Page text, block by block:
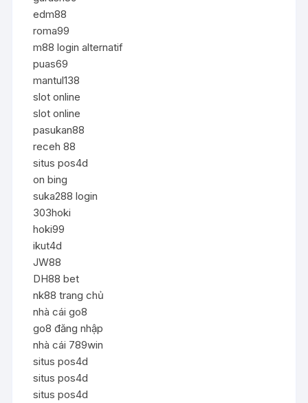
edm88
roma99
m88 login alternatif
puas69
mantul138
slot online
slot online
pasukan88
receh 88
situs pos4d
on bing
suka288 login
303hoki
hoki99
ikut4d
JW88
DH88 bet
nk88 trang chủ
nhà cái go8
go8 đăng nhập
nhà cái 789win
situs pos4d
situs pos4d
situs pos4d